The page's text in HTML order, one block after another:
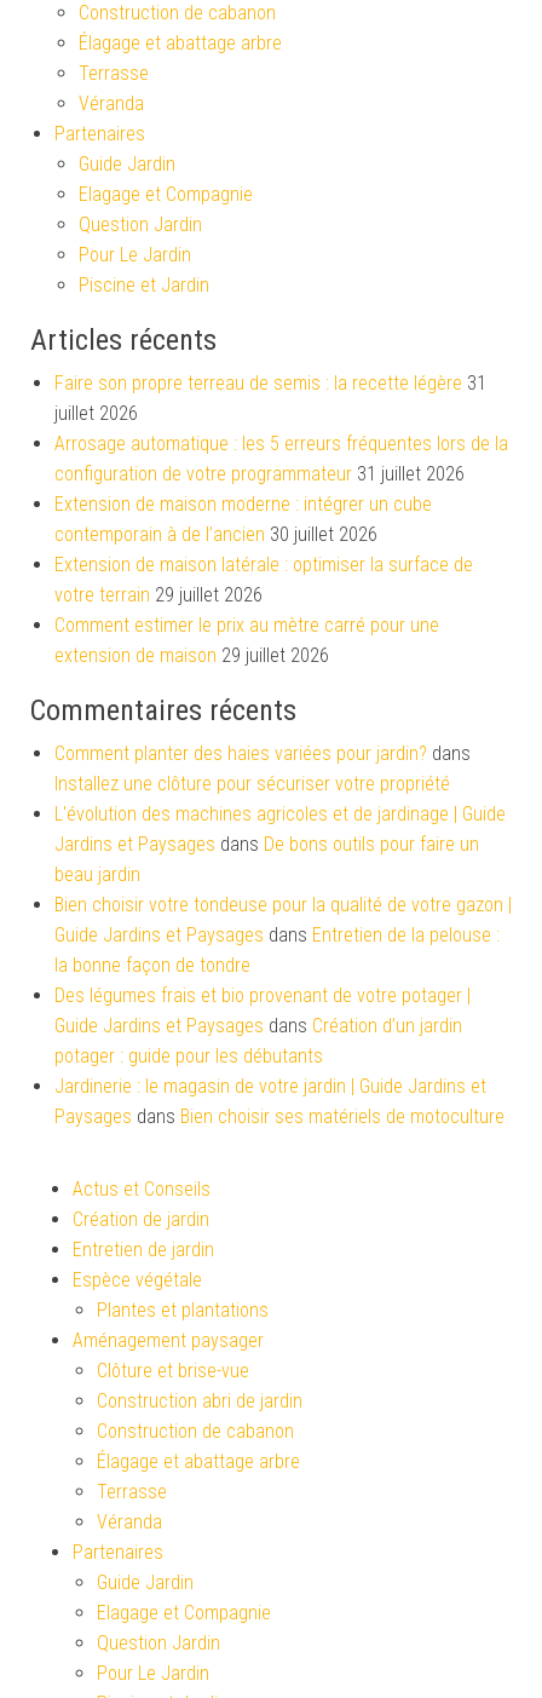
Construction de cabanon
Élagage et abattage arbre
Terrasse
Véranda
Partenaires
Guide Jardin
Elagage et Compagnie
Question Jardin
Pour Le Jardin
Piscine et Jardin
Articles récents
Faire son propre terreau de semis : la recette légère 31
juillet 2026
Arrosage automatique : les 5 erreurs fréquentes lors de la
configuration de votre programmateur 31 juillet 2026
Extension de maison moderne : intégrer un cube
contemporain à de l’ancien 30 juillet 2026
Extension de maison latérale : optimiser la surface de
votre terrain 29 juillet 2026
Comment estimer le prix au mètre carré pour une
extension de maison 29 juillet 2026
Commentaires récents
Comment planter des haies variées pour jardin? dans
Installez une clôture pour sécuriser votre propriété
L'évolution des machines agricoles et de jardinage | Guide
Jardins et Paysages dans De bons outils pour faire un
beau jardin
Bien choisir votre tondeuse pour la qualité de votre gazon |
Guide Jardins et Paysages dans Entretien de la pelouse :
la bonne façon de tondre
Des légumes frais et bio provenant de votre potager |
Guide Jardins et Paysages dans Création d’un jardin
potager : guide pour les débutants
Jardinerie : le magasin de votre jardin | Guide Jardins et
Paysages dans Bien choisir ses matériels de motoculture
Actus et Conseils
Création de jardin
Entretien de jardin
Espèce végétale
Plantes et plantations
Aménagement paysager
Clôture et brise-vue
Construction abri de jardin
Construction de cabanon
Élagage et abattage arbre
Terrasse
Véranda
Partenaires
Guide Jardin
Elagage et Compagnie
Question Jardin
Pour Le Jardin